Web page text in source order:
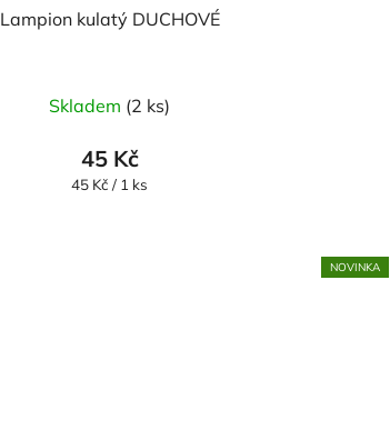
Lampion kulatý DUCHOVÉ
Skladem (2 ks)
45 Kč
Měrná
45 Kč / 1 ks
NOVINKA